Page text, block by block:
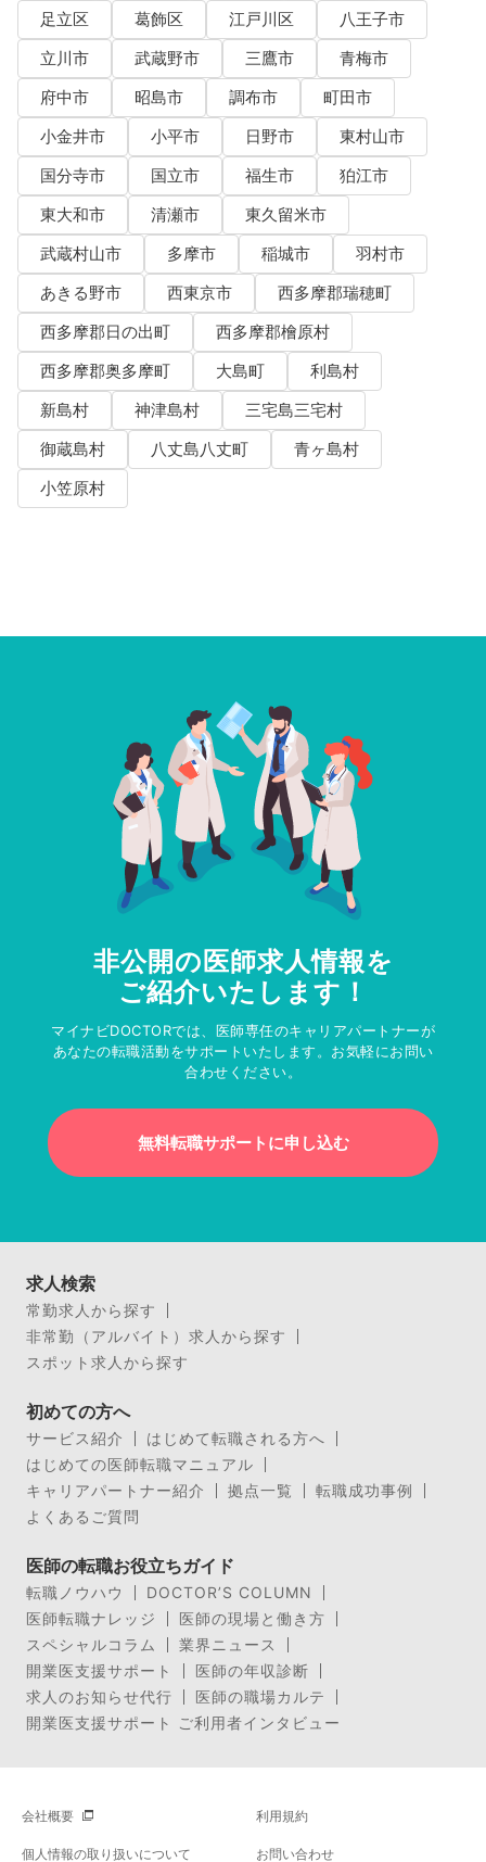
足立区
葛飾区 江戸川区
八王子市
立川市
武蔵野市 三鷹市
青梅市
府中市
昭島市 調布市
町田市
小金井市
小平市 日野市
東村山市
国分寺市
国立市 福生市
狛江市
東大和市
清瀬市
東久留米市
武蔵村山市
多摩市 稲城市
羽村市
あきる野市
西東京市
西多摩郡瑞穂町
西多摩郡日の出町
西多摩郡檜原村
西多摩郡奥多摩町
大島町
利島村
新島村
神津島村
三宅島三宅村
御蔵島村
八丈島八丈町
青ヶ島村
小笠原村
非公開の医師求人情報を
ご紹介いたします！
マイナビDOCTORでは、医師専任のキャリアパートナーが
あなたの転職活動をサポートいたします。お気軽にお問い
合わせください。
無料転職サポートに申し込む
求人検索
常勤求人から探す
非常勤（アルバイト）求人から探す
スポット求人から探す
初めての方へ
サービス紹介
はじめて転職される方へ
はじめての医師転職マニュアル
キャリアパートナー紹介
拠点一覧
転職成功事例
よくあるご質問
医師の転職お役立ちガイド
転職ノウハウ
DOCTOR’S COLUMN
医師転職ナレッジ
医師の現場と働き方
スペシャルコラム
業界ニュース
開業医支援サポート
医師の年収診断
求人のお知らせ代行
医師の職場カルテ
開業医支援サポート ご利用者インタビュー
会社概要 利用規約
個人情報の取り扱いについて お問い合わせ